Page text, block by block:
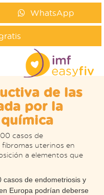
WhatsApp
de las
por la
casos de
uterinos en
a elementos que
casos de endometriosis y
Europa podrían deberse